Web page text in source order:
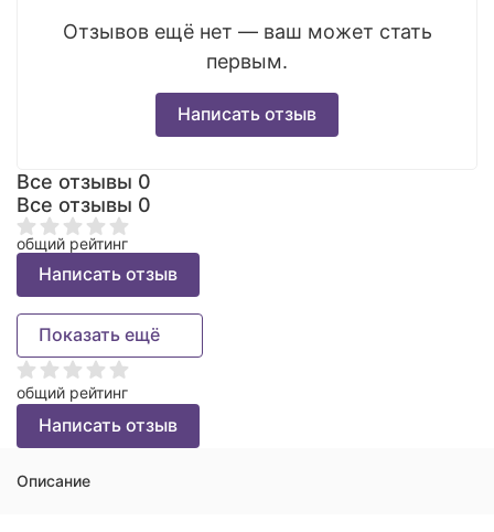
Отзывов ещё нет — ваш может стать
первым.
Написать отзыв
Все отзывы 0
Все отзывы 0
общий рейтинг
Написать отзыв
Показать ещё
общий рейтинг
Написать отзыв
Описание